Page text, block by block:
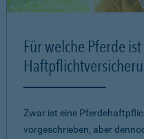
Für welche Pferde
Zwar ist eine
vorgeschrieben, aber